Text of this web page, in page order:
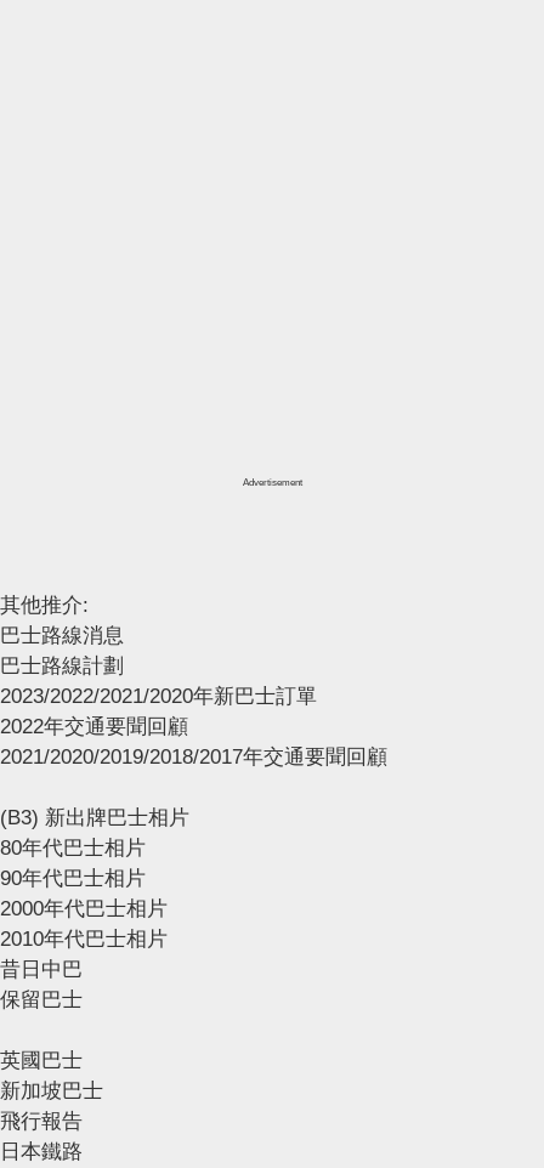
Advertisement
其他推介:
巴士路線消息
巴士路線計劃
2023/2022/2021/2020年新巴士訂單
2022年交通要聞回顧
2021/2020/2019/2018/2017年交通要聞回顧
(B3) 新出牌巴士相片
80年代巴士相片
90年代巴士相片
2000年代巴士相片
2010年代巴士相片
昔日中巴
保留巴士
英國巴士
新加坡巴士
飛行報告
日本鐵路